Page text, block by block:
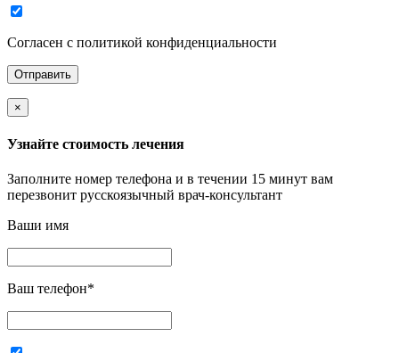
Согласен с политикой конфиденциальности
×
Узнайте стоимость лечения
Заполните номер телефона и в течении 15 минут вам
перезвонит русскоязычный врач-консультант
Ваши имя
Ваш телефон*